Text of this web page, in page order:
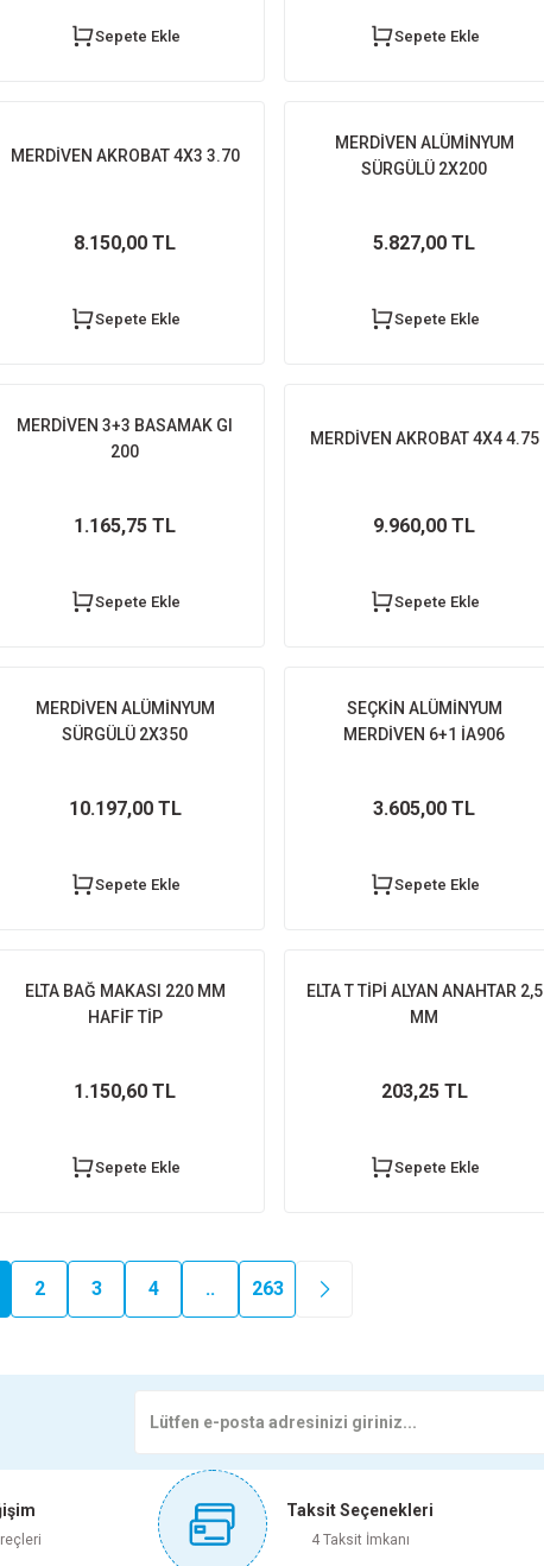
Sepete Ekle Sepete Ekle
MERDİVEN AKROBAT 4X3 3.70
8.150,00 TL
Sepete Ekle
MERDİVEN ALÜMİNYUM
SÜRGÜLÜ 2X200
5.827,00 TL
Sepete Ekle
MERDİVEN 3+3 BASAMAK GI
200
1.165,75 TL
Sepete Ekle
MERDİVEN AKROBAT 4X4 4.75
9.960,00 TL
Sepete Ekle
MERDİVEN ALÜMİNYUM
SÜRGÜLÜ 2X350
10.197,00 TL
Sepete Ekle
SEÇKİN ALÜMİNYUM
MERDİVEN 6+1 İA906
3.605,00 TL
Sepete Ekle
ELTA BAĞ MAKASI 220 MM
HAFİF TİP
1.150,60 TL
Sepete Ekle
ELTA T TİPİ ALYAN ANAHTAR 2,5
MM
203,25 TL
Sepete Ekle
2 3 4 .. 263
Taksit Seçenekleri
4 Taksit İmkanı